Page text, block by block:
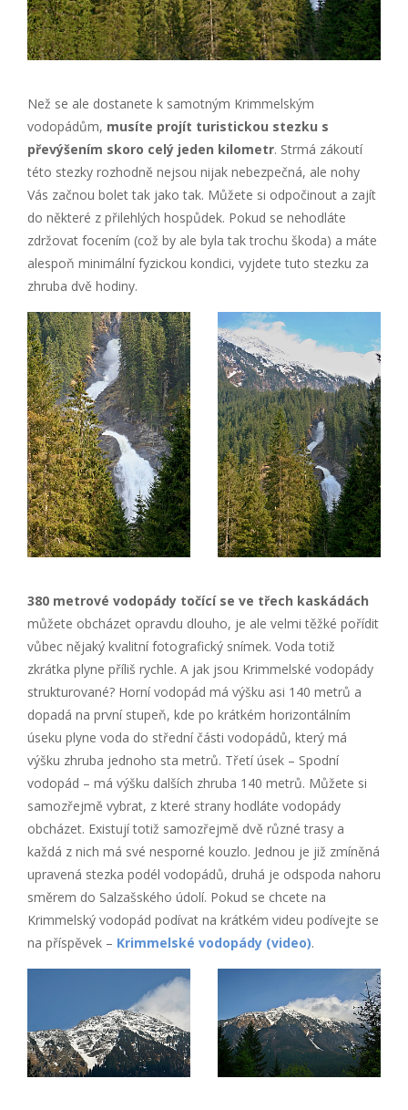
Než se ale dostanete k samotným Krimmelským
vodopádům, musíte projít turistickou stezku s
převýšením skoro celý jeden kilometr. Strmá zákoutí
této stezky rozhodně nejsou nijak nebezpečná, ale nohy
Vás začnou bolet tak jako tak. Můžete si odpočinout a zajít
do některé z přilehlých hospůdek. Pokud se nehodláte
zdržovat focením (což by ale byla tak trochu škoda) a máte
alespoň minimální fyzickou kondici, vyjdete tuto stezku za
zhruba dvě hodiny.
380 metrové vodopády točící se ve třech kaskádách
můžete obcházet opravdu dlouho, je ale velmi těžké pořídit
vůbec nějaký kvalitní fotografický snímek. Voda totiž
zkrátka plyne příliš rychle. A jak jsou Krimmelské vodopády
strukturované? Horní vodopád má výšku asi 140 metrů a
dopadá na první stupeň, kde po krátkém horizontálním
úseku plyne voda do střední části vodopádů, který má
výšku zhruba jednoho sta metrů. Třetí úsek – Spodní
vodopád – má výšku dalších zhruba 140 metrů. Můžete si
samozřejmě vybrat, z které strany hodláte vodopády
obcházet. Existují totiž samozřejmě dvě různé trasy a
každá z nich má své nesporné kouzlo. Jednou je již zmíněná
upravená stezka podél vodopádů, druhá je odspoda nahoru
směrem do Salzašského údolí. Pokud se chcete na
Krimmelský vodopád podívat na krátkém videu podívejte se
na příspěvek – Krimmelské vodopády (video).